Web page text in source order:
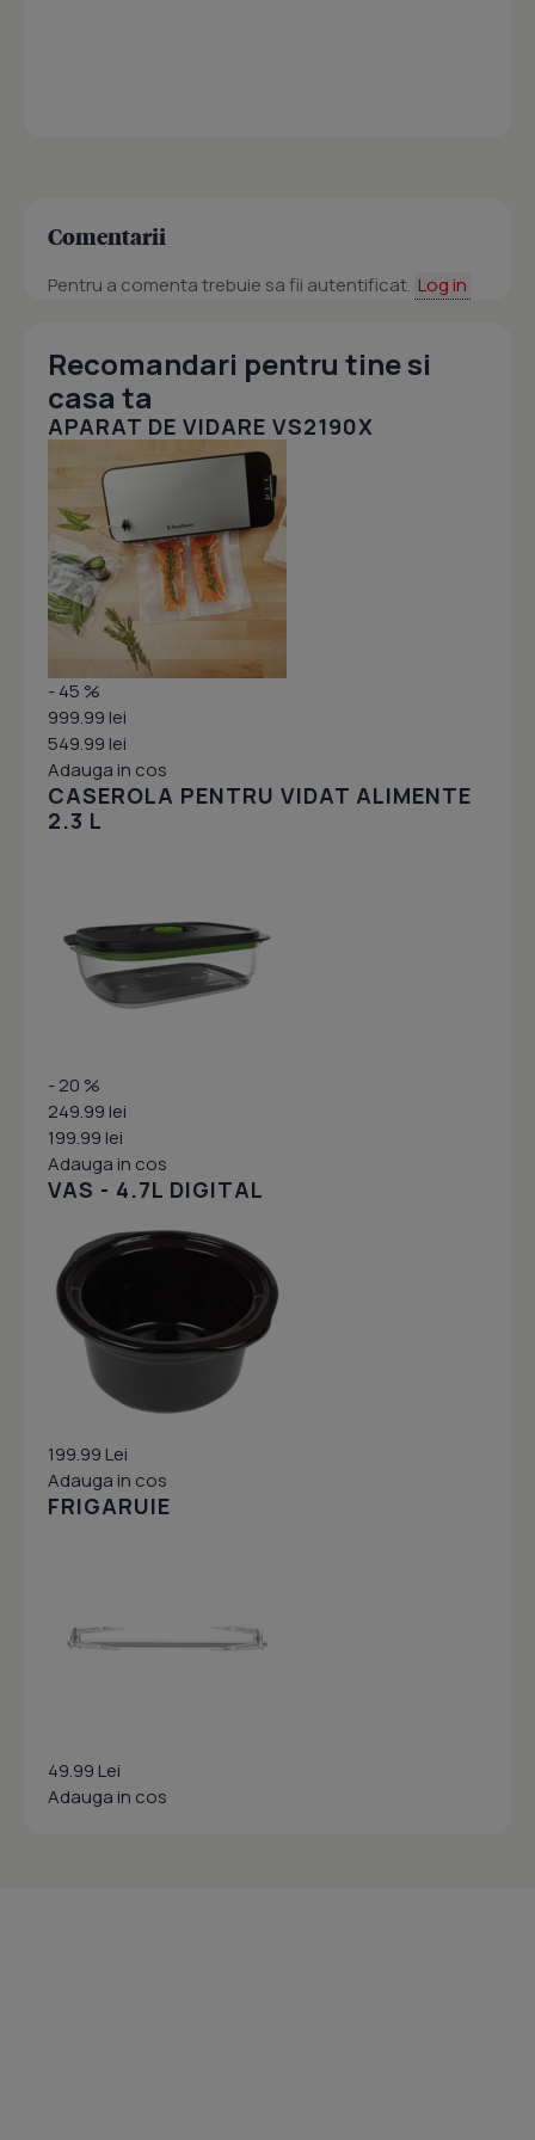
Comentarii
Pentru a comenta trebuie sa fii autentificat. Log in
Recomandari pentru tine si
casa ta
APARAT DE VIDARE VS2190X
- 45 %
999.99 lei
549.99 lei
Adauga in cos
CASEROLA PENTRU VIDAT ALIMENTE
2.3 L
- 20 %
249.99 lei
199.99 lei
Adauga in cos
VAS - 4.7L DIGITAL
199.99 Lei
Adauga in cos
FRIGARUIE
49.99 Lei
Adauga in cos